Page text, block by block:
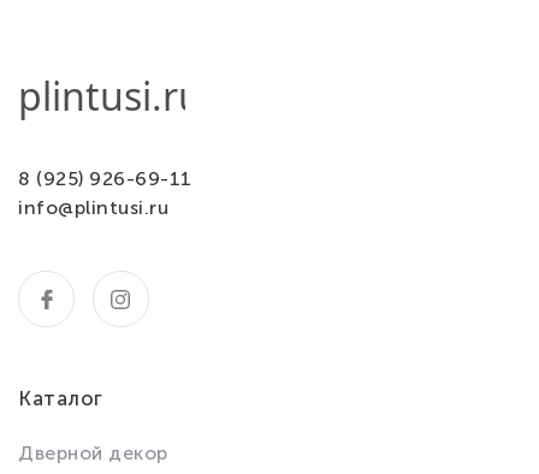
8 (925) 926-69-11
info@plintusi.ru
Каталог
Дверной декор